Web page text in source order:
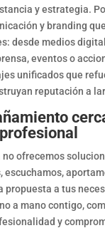
y estrategia.
y branding
desde medios
eventos o
unificados que
reputación a
no ofrecemos
escuchamos,
propuesta a tus
a mano contigo,
y